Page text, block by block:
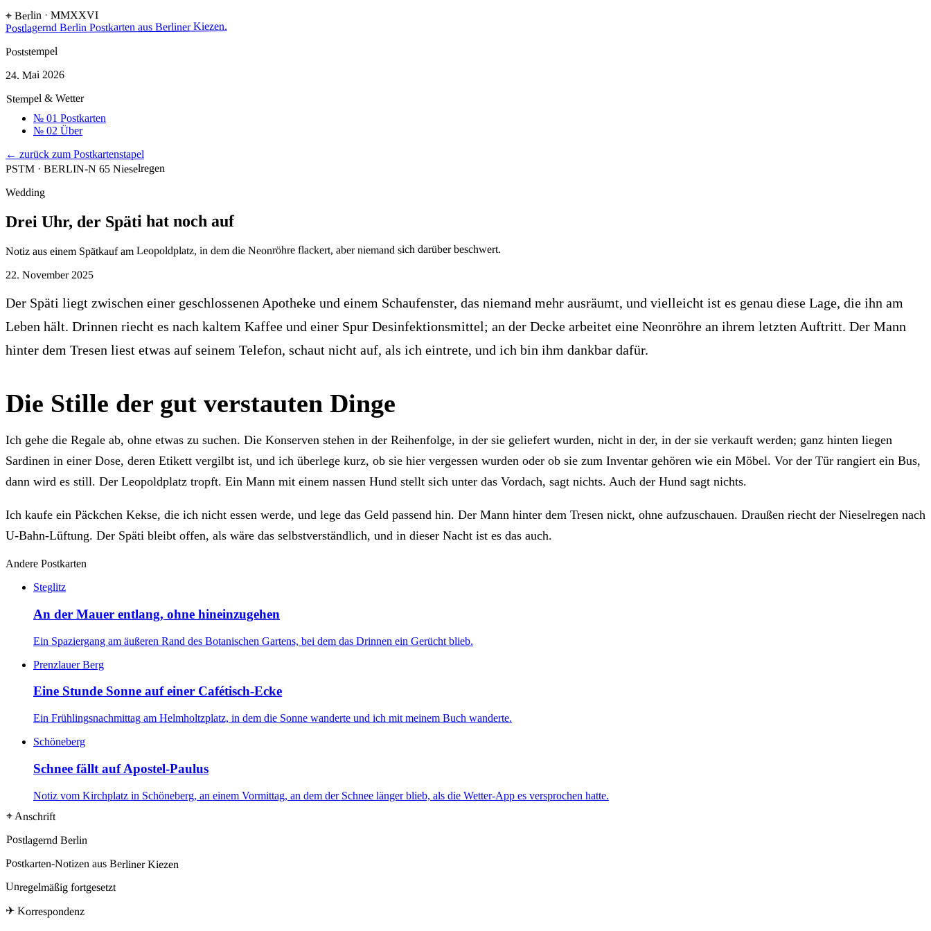
⌖ Berlin · MMXXVI
Postlagernd Berlin Postkarten aus Berliner Kiezen.
Poststempel
24. Mai 2026
Stempel & Wetter
№ 01 Postkarten
№ 02 Über
← zurück zum Postkartenstapel
PSTM · BERLIN-N 65 Nieselregen
Wedding
Drei Uhr, der Späti hat noch auf
Notiz aus einem Spätkauf am Leopoldplatz, in dem die Neonröhre flackert, aber niemand sich darüber beschwert.
22. November 2025
Der Späti liegt zwischen einer geschlossenen Apotheke und einem Schaufenster, das niemand mehr ausräumt, und vielleicht ist es genau diese Lage, die ihn am
Leben hält. Drinnen riecht es nach kaltem Kaffee und einer Spur Desinfektionsmittel; an der Decke arbeitet eine Neonröhre an ihrem letzten Auftritt. Der Mann
hinter dem Tresen liest etwas auf seinem Telefon, schaut nicht auf, als ich eintrete, und ich bin ihm dankbar dafür.
Die Stille der gut verstauten Dinge
Ich gehe die Regale ab, ohne etwas zu suchen. Die Konserven stehen in der Reihenfolge, in der sie geliefert wurden, nicht in der, in der sie verkauft werden; ganz hinten liegen
Sardinen in einer Dose, deren Etikett vergilbt ist, und ich überlege kurz, ob sie hier vergessen wurden oder ob sie zum Inventar gehören wie ein Möbel. Vor der Tür rangiert ein Bus,
dann wird es still. Der Leopoldplatz tropft. Ein Mann mit einem nassen Hund stellt sich unter das Vordach, sagt nichts. Auch der Hund sagt nichts.
Ich kaufe ein Päckchen Kekse, die ich nicht essen werde, und lege das Geld passend hin. Der Mann hinter dem Tresen nickt, ohne aufzuschauen. Draußen riecht der Nieselregen nach
U-Bahn-Lüftung. Der Späti bleibt offen, als wäre das selbstverständlich, und in dieser Nacht ist es das auch.
Andere Postkarten
Steglitz
An der Mauer entlang, ohne hineinzugehen
Ein Spaziergang am äußeren Rand des Botanischen Gartens, bei dem das Drinnen ein Gerücht blieb.
Prenzlauer Berg
Eine Stunde Sonne auf einer Cafétisch-Ecke
Ein Frühlingsnachmittag am Helmholtzplatz, in dem die Sonne wanderte und ich mit meinem Buch wanderte.
Schöneberg
Schnee fällt auf Apostel-Paulus
Notiz vom Kirchplatz in Schöneberg, an einem Vormittag, an dem der Schnee länger blieb, als die Wetter-App es versprochen hatte.
⌖ Anschrift
Postlagernd Berlin
Postkarten-Notizen aus Berliner Kiezen
Unregelmäßig fortgesetzt
✈ Korrespondenz